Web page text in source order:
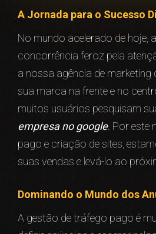
A Jornada para o Sucesso
No mundo acelerado de hoje,
concorrência feroz pela
a nossa agência de
sua marca na frente e no
muitos usuários pesquisam
empresa no google. Por este
pago e criação de sites,
suas vendas e levá-lo ao
Dominando o Mundo dos
A gestão de tráfego pago é